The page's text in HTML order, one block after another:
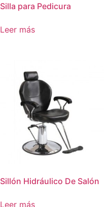
Silla para Pedicura
Leer más
Sillón Hidráulico De Salón
Leer más